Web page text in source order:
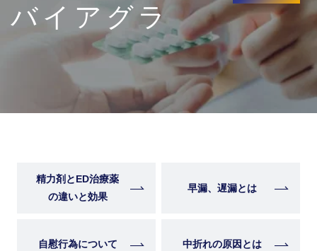
バイアグラ
精力剤とED治療薬
の違いと効果
早漏、遅漏とは
自慰行為について 中折れの原因とは